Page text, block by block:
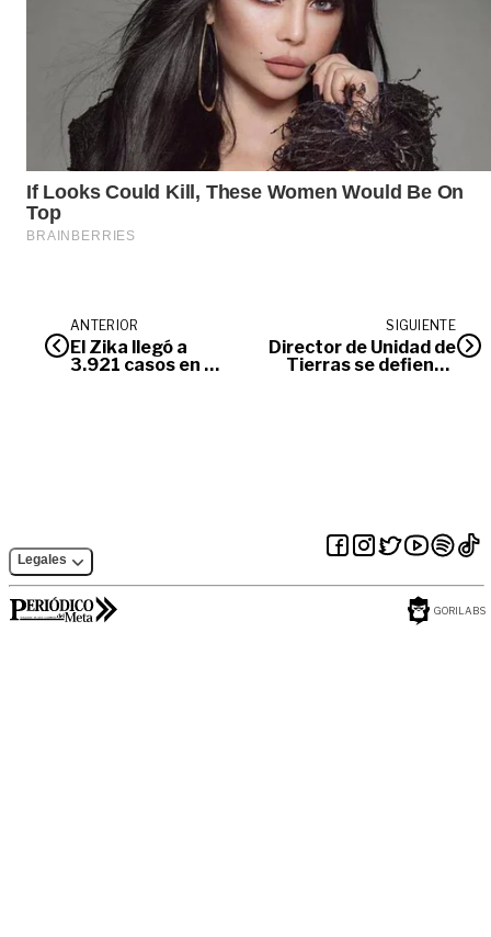
ANTERIOR
El Zika llegó a
3.921 casos en el
SIGUIENTE
Director de Unidad de
Tierras se defiende
Legales
GORILABS